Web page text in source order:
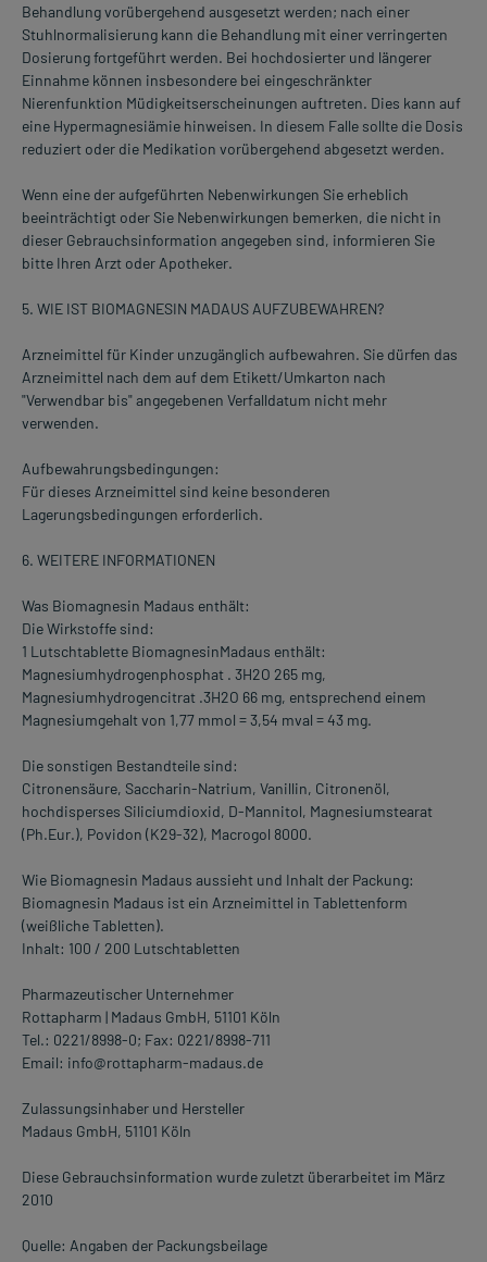
Behandlung vorübergehend ausgesetzt werden; nach einer
Stuhlnormalisierung kann die Behandlung mit einer verringerten
Dosierung fortgeführt werden. Bei hochdosierter und längerer
Einnahme können insbesondere bei eingeschränkter
Nierenfunktion Müdigkeitserscheinungen auftreten. Dies kann auf
eine Hypermagnesiämie hinweisen. In diesem Falle sollte die Dosis
reduziert oder die Medikation vorübergehend abgesetzt werden.
Wenn eine der aufgeführten Nebenwirkungen Sie erheblich
beeinträchtigt oder Sie Nebenwirkungen bemerken, die nicht in
dieser Gebrauchsinformation angegeben sind, informieren Sie
bitte Ihren Arzt oder Apotheker.
5. WIE IST BIOMAGNESIN MADAUS AUFZUBEWAHREN?
Arzneimittel für Kinder unzugänglich aufbewahren. Sie dürfen das
Arzneimittel nach dem auf dem Etikett/Umkarton nach
"Verwendbar bis" angegebenen Verfalldatum nicht mehr
verwenden.
Aufbewahrungsbedingungen:
Für dieses Arzneimittel sind keine besonderen
Lagerungsbedingungen erforderlich.
6. WEITERE INFORMATIONEN
Was Biomagnesin Madaus enthält:
Die Wirkstoffe sind:
1 Lutschtablette BiomagnesinMadaus enthält:
Magnesiumhydrogenphosphat . 3H2O 265 mg,
Magnesiumhydrogencitrat .3H2O 66 mg, entsprechend einem
Magnesiumgehalt von 1,77 mmol = 3,54 mval = 43 mg.
Die sonstigen Bestandteile sind:
Citronensäure, Saccharin-Natrium, Vanillin, Citronenöl,
hochdisperses Siliciumdioxid, D-Mannitol, Magnesiumstearat
(Ph.Eur.), Povidon (K29-32), Macrogol 8000.
Wie Biomagnesin Madaus aussieht und Inhalt der Packung:
Biomagnesin Madaus ist ein Arzneimittel in Tablettenform
(weißliche Tabletten).
Inhalt: 100 / 200 Lutschtabletten
Pharmazeutischer Unternehmer
Rottapharm | Madaus GmbH, 51101 Köln
Tel.: 0221/8998-0; Fax: 0221/8998-711
Email: info@rottapharm-madaus.de
Zulassungsinhaber und Hersteller
Madaus GmbH, 51101 Köln
Diese Gebrauchsinformation wurde zuletzt überarbeitet im März
2010
Quelle: Angaben der Packungsbeilage